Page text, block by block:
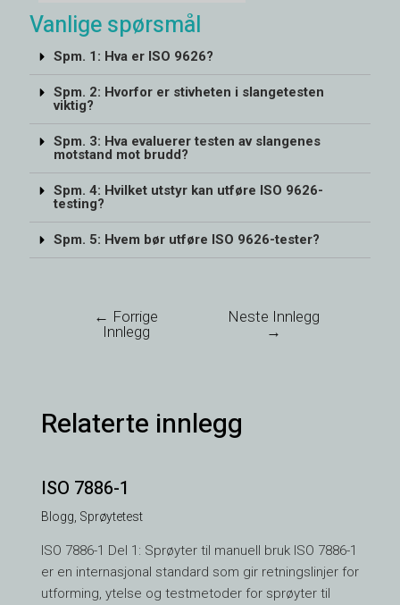
Vanlige spørsmål
Spm. 1: Hva er ISO 9626?
Spm. 2: Hvorfor er stivheten i slangetesten
viktig?
Spm. 3: Hva evaluerer testen av slangenes
motstand mot brudd?
Spm. 4: Hvilket utstyr kan utføre ISO 9626-
testing?
Spm. 5: Hvem bør utføre ISO 9626-tester?
← Forrige
Innlegg
Neste Innlegg
→
Relaterte innlegg
ISO 7886-1
Blogg Sprøytetest
ISO 7886-1 Del 1: Sprøyter til manuell bruk ISO 7886-1
er en internasjonal standard som gir retningslinjer for
utforming, ytelse og testmetoder for sprøyter til